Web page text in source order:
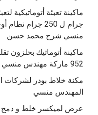
منسي شرح محمد حسن
‫ماكينة أتوماتيك بحلزون
المهندس منسي
عرض لميكسر خلط و دمج